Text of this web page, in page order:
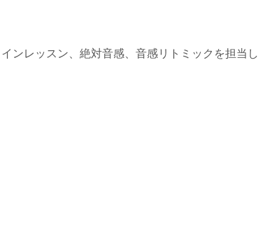
ンレッスン、絶対音感、音感リトミックを担当し